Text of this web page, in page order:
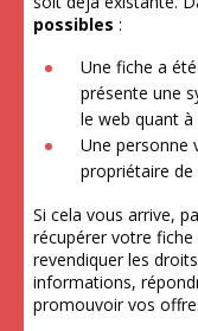
possibles :
Une fiche a
présente une
le web quant
Une personne
propriétaire
Si cela vous arrive,
récupérer votre fiche
revendiquer les
informations,
promouvoir vos